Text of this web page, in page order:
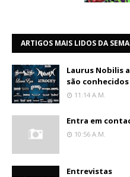
ARTIGOS MAIS LIDOS DA
Laurus Nobilis
são
11:14 A.m.
Entra em
10:56 A.m.
Entrevistas